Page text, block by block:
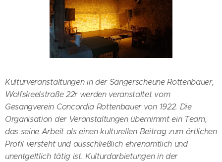
Kulturveranstaltungen in der Sängerscheune Rottenbauer,
Wolfskeelstraße 22r werden veranstaltet vom
Gesangverein Concordia Rottenbauer von 1922. Die
Organisation der Veranstaltungen übernimmt ein Team,
das seine Arbeit als einen kulturellen Beitrag zum örtlichen
Profil versteht und ausschließlich ehrenamtlich und
unentgeltlich tätig ist. Kulturdarbietungen in der